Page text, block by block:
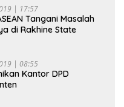
| 17:57
Tangani Masalah
di Rakhine State
| 08:55
Kantor DPD